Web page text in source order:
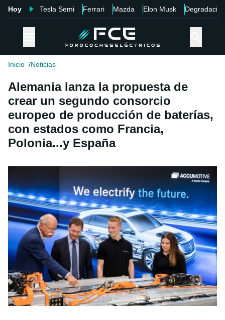
Hoy Tesla Semi Ferrari Mazda Elon Musk Degradación
Inicio Noticias
Alemania lanza la propuesta de
crear un segundo consorcio
europeo de producción de baterías,
con estados como Francia,
Polonia...y España